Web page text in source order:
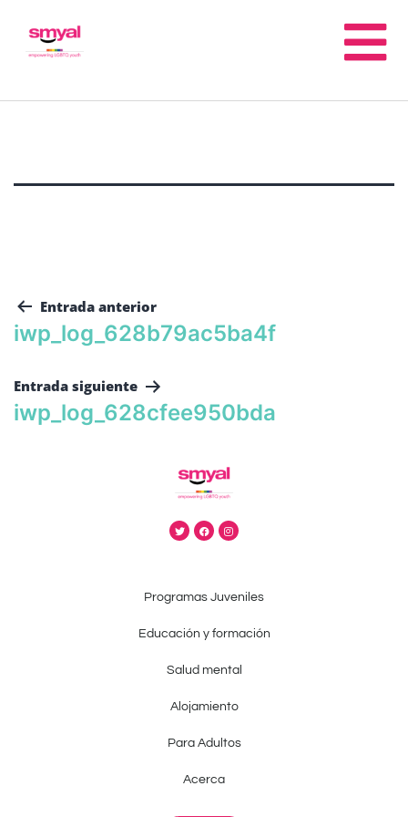
Entrada anterior
iwp_log_628b79ac5ba4f
Entrada siguiente
iwp_log_628cfee950bda
Programas Juveniles
Educación y formación
Salud mental
Alojamiento
Para Adultos
Acerca